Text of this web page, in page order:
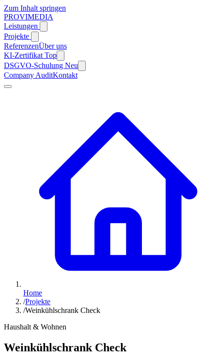
Zum Inhalt springen
PROVIMEDIA
Leistungen
Projekte
ReferenzenÜber uns
KI-Zertifikat Top
DSGVO-Schulung Neu
Company AuditKontakt
Home
/Projekte
/Weinkühlschrank Check
Haushalt & Wohnen
Weinkühlschrank Check